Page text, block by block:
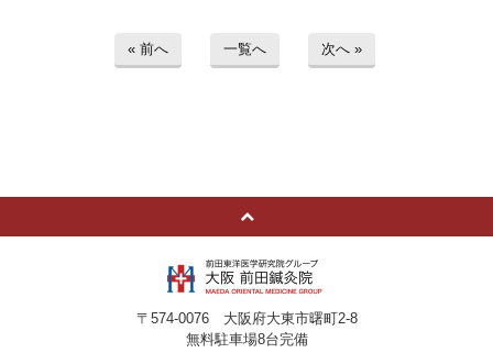
« 前へ 一覧へ 次へ »
〒574-0076 大阪府大東市曙町2-8
無料駐車場8台完備